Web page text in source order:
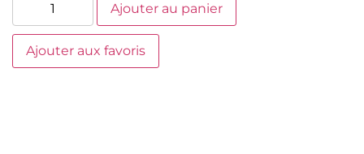
Ajouter au panier
Ajouter aux favoris